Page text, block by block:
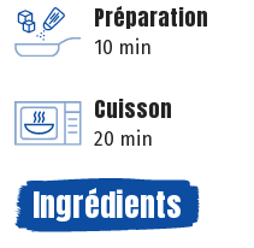
Préparation
10 min
Cuisson
20 min
Ingrédients